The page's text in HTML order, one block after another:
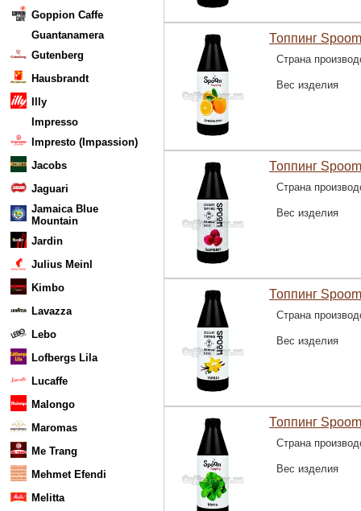
Goppion Caffe
Guantanamera
Gutenberg
Hausbrandt
Illy
Impresso
Impresto (Impassion)
Jacobs
Jaguari
Jamaica Blue
Mountain
Jardin
Julius Meinl
Kimbo
Lavazza
Lebo
Lofbergs Lila
Lucaffe
Malongo
Maromas
Me Trang
Mehmet Efendi
Melitta
Топпинг
Страна
Вес изделия
Топпинг
Страна
Вес изделия
Топпинг
Страна
Вес изделия
Топпинг
Страна
Вес изделия